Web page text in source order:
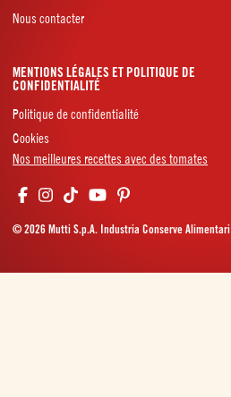
Nous contacter
MENTIONS LÉGALES ET POLITIQUE DE
CONFIDENTIALITÉ
Politique de confidentialité
Cookies
Nos meilleures recettes avec des tomates
© 2026 Mutti S.p.A. Industria Conserve Alimentari